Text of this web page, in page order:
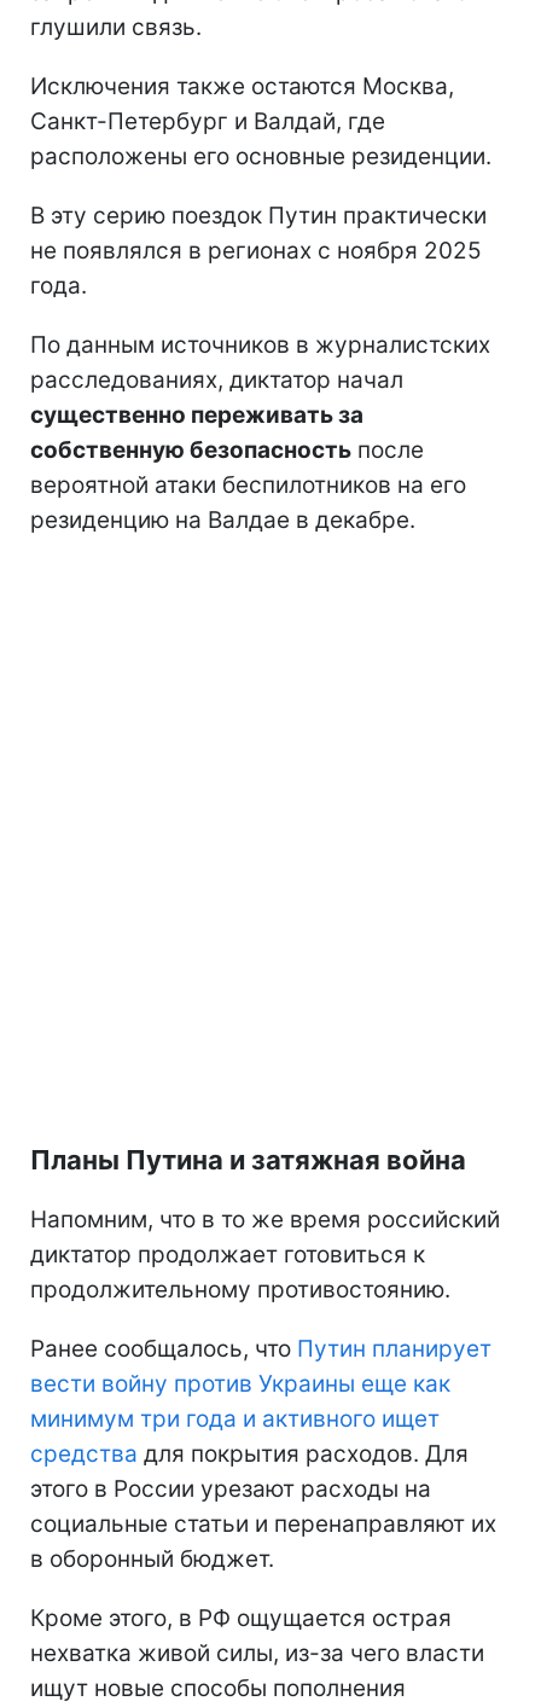
глушили связь.
Исключения также остаются Москва,
Санкт-Петербург и Валдай, где
расположены его основные резиденции.
В эту серию поездок Путин практически
не появлялся в регионах с ноября 2025
года.
По данным источников в журналистских
расследованиях, диктатор начал
существенно переживать за
собственную безопасность после
вероятной атаки беспилотников на его
резиденцию на Валдае в декабре.
Планы Путина и затяжная война
Напомним, что в то же время российский
диктатор продолжает готовиться к
продолжительному противостоянию.
Ранее сообщалось, что Путин планирует
вести войну против Украины еще как
минимум три года и активного ищет
средства для покрытия расходов. Для
этого в России урезают расходы на
социальные статьи и перенаправляют их
в оборонный бюджет.
Кроме этого, в РФ ощущается острая
нехватка живой силы, из-за чего власти
ищут новые способы пополнения